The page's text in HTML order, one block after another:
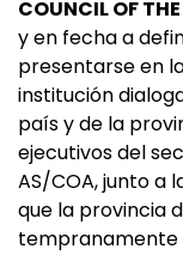
COUNCIL OF
y en fecha a
presentarse en
institución
país y de la
ejecutivos del
AS/COA, junto a
que la provincia
tempranamente